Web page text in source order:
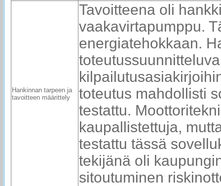
Hankinnan tarpeen ja
tavoitteen määrittely
Tavoitteena oli
vaakavirtapumppu.
energiatehokkaan.
toteutus mahdollisti
testattu.
kaupallistettuja,
testattu tässä
tekijänä oli
sitoutuminen